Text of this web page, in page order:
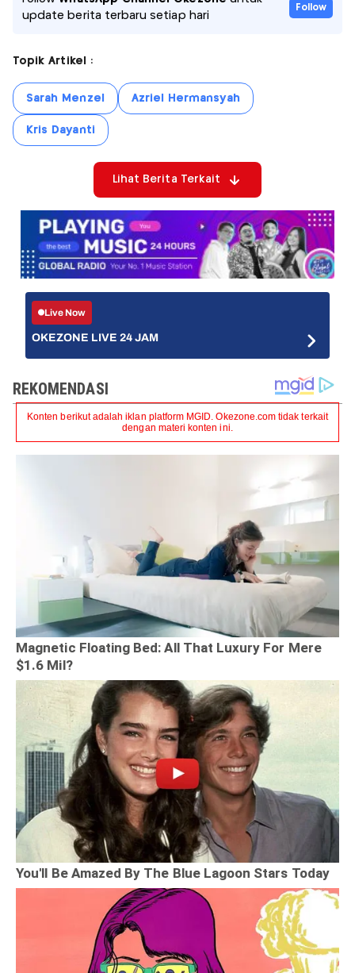
update berita terbaru setiap hari
Follow
Topik Artikel :
Sarah Menzel Azriel Hermansyah
Kris Dayanti
Lihat Berita Terkait
Live Now
OKEZONE LIVE 24 JAM